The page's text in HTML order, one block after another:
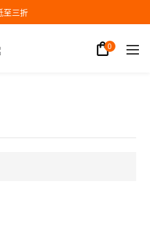
，滿6000現抵1000
至三折